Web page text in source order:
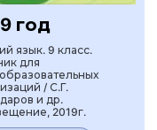
год
язык. 9 класс.
для
/ С.Г.
и др.
2019г.